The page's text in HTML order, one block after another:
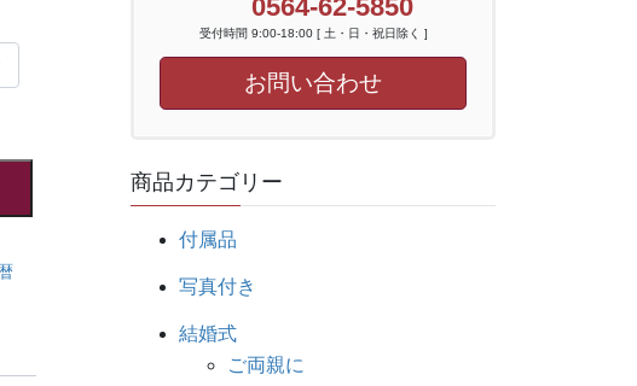
0564-62-5850
受付時間 9:00-18:00 [ 土・日・祝日除く ]
お問い合わせ
商品カテゴリー
付属品
写真付き
結婚式
ご両親に